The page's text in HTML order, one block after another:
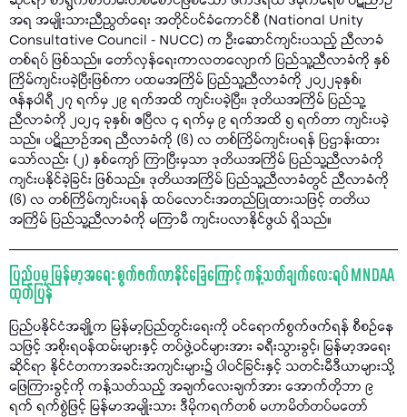
အရ အမျိုးသားညီညွတ်ရေး အတိုင်ပင်ခံကောင်စီ (National Unity
Consultative Council - NUCC) က ဦးဆောင်ကျင်းပသည့် ညီလာခံ
တစ်ရပ် ဖြစ်သည်။ တော်လှန်ရေးကာလတလျောက် ပြည်သူ့ညီလာခံကို နှစ်
ကြိမ်ကျင်းပခဲ့ပြီးဖြစ်ကာ ပထမအကြိမ် ပြည်သူ့ညီလာခံကို ၂၀၂၂ခုနှစ်၊
ဇန်နဝါရီ ၂၇ ရက်မှ ၂၉ ရက်အထိ ကျင်းပခဲ့ပြီး၊ ဒုတိယအကြိမ် ပြည်သူ့
ညီလာခံကို ၂၀၂၄ ခုနှစ်၊ ဧပြီလ ၄ ရက်မှ ၉ ရက်အထိ ၅ ရက်တာ ကျင်းပခဲ့
သည်။ ပဋိညာဉ်အရ ညီလာခံကို (၆) လ တစ်ကြိမ်ကျင်းပရန် ပြဌာန်းထား
သော်လည်း (၂) နှစ်ကျော် ကြာပြီးမှသာ ဒုတိယအကြိမ် ပြည်သူ့ညီလာခံကို
ကျင်းပနိုင်ခဲ့ခြင်း ဖြစ်သည်။ ဒုတိယအကြိမ် ပြည်သူ့ညီလာခံတွင် ညီလာခံကို
(၆) လ တစ်ကြိမ်ကျင်းပရန် ထပ်လောင်းအတည်ပြုထားသဖြင့် တတိယ
အကြိမ် ပြည်သူ့ညီလာခံကို မကြာမီ ကျင်းပလာနိုင်ဖွယ် ရှိသည်။
ပြည်ပမှ မြန်မာ့အရေး စွက်ဖက်လာနိုင်ခြေကြောင့် ကန့်သတ်ချက်လေးရပ် MNDAA
ထုတ်ပြန်
ပြည်ပနိုင်ငံအချို့က မြန်မာ့ပြည်တွင်းရေးကို ဝင်ရောက်စွက်ဖက်ရန် စီစဉ်နေ
သဖြင့် အစိုးရဝန်ထမ်းများနှင့် တပ်ဖွဲ့ဝင်များအား ခရီးသွားခွင့်၊ မြန်မာ့အရေး
ဆိုင်ရာ နိုင်ငံတကာအခင်းအကျင်းများ၌ ပါဝင်ခြင်းနှင့် သတင်းမီဒီယာများသို့
ဖြေကြားခွင့်ကို ကန့်သတ်သည့် အချက်လေးချက်အား အောက်တိုဘာ ၉
ရက် ရက်စွဲဖြင့် မြန်မာအမျိုးသား ဒီမိုကရက်တစ် မဟာမိတ်တပ်မတော်